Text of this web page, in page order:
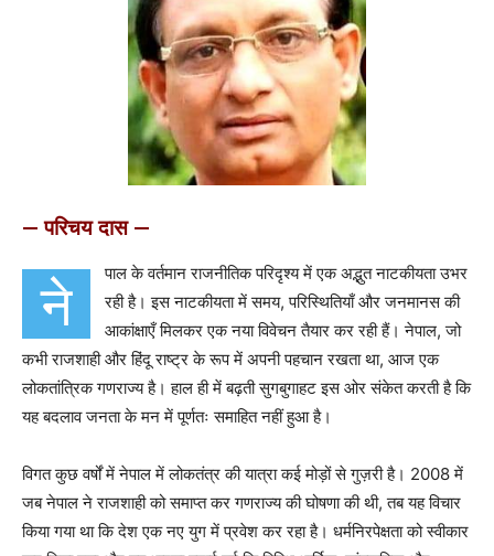
— परिचय दास —
ने
पाल के वर्तमान राजनीतिक परिदृश्य में एक अद्भुत नाटकीयता उभर
रही है। इस नाटकीयता में समय, परिस्थितियाँ और जनमानस की
आकांक्षाएँ मिलकर एक नया विवेचन तैयार कर रही हैं। नेपाल, जो
कभी राजशाही और हिंदू राष्ट्र के रूप में अपनी पहचान रखता था, आज एक
लोकतांत्रिक गणराज्य है। हाल ही में बढ़ती सुगबुगाहट इस ओर संकेत करती है कि
यह बदलाव जनता के मन में पूर्णतः समाहित नहीं हुआ है।
विगत कुछ वर्षों में नेपाल में लोकतंत्र की यात्रा कई मोड़ों से गुज़री है। 2008 में
जब नेपाल ने राजशाही को समाप्त कर गणराज्य की घोषणा की थी, तब यह विचार
किया गया था कि देश एक नए युग में प्रवेश कर रहा है। धर्मनिरपेक्षता को स्वीकार